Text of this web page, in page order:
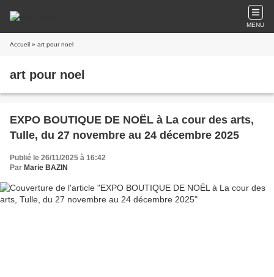
MENU
Accueil » art pour noel
art pour noel
EXPO BOUTIQUE DE NOËL à La cour des arts,
Tulle, du 27 novembre au 24 décembre 2025
Publié le 26/11/2025 à 16:42
Par Marie BAZIN